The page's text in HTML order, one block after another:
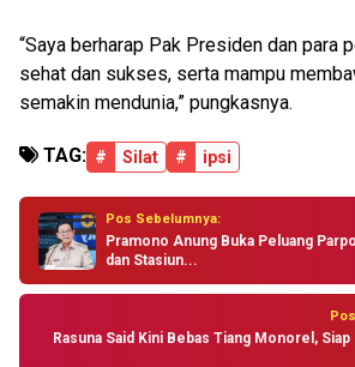
“Saya berharap Pak Presiden dan para
sehat dan sukses, serta mampu
semakin mendunia,” pungkasnya.
TAG: # Silat # ipsi
Pos Sebelumnya:
Pramono Anung Buka Peluang
dan Stasiun...
Rasuna Said Kini Bebas Tiang Monorel,